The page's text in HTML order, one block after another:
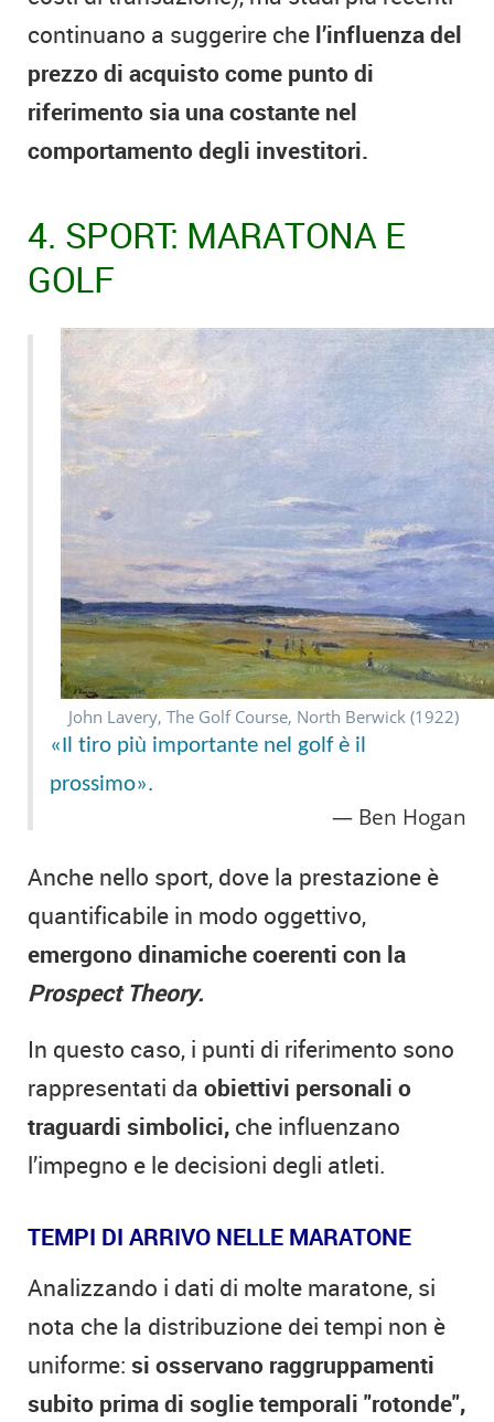
continuano a suggerire che l’influenza del
prezzo di acquisto come punto di
riferimento sia una costante nel
comportamento degli investitori.
4. SPORT: MARATONA E
GOLF
John Lavery, The Golf Course, North Berwick (1922)
«Il tiro più importante nel golf è il
prossimo».
Ben Hogan
Anche nello sport, dove la prestazione è
quantificabile in modo oggettivo,
emergono dinamiche coerenti con la
Prospect Theory.
In questo caso, i punti di riferimento sono
rappresentati da obiettivi personali o
traguardi simbolici, che influenzano
l’impegno e le decisioni degli atleti.
TEMPI DI ARRIVO NELLE MARATONE
Analizzando i dati di molte maratone, si
nota che la distribuzione dei tempi non è
uniforme: si osservano raggruppamenti
subito prima di soglie temporali "rotonde",